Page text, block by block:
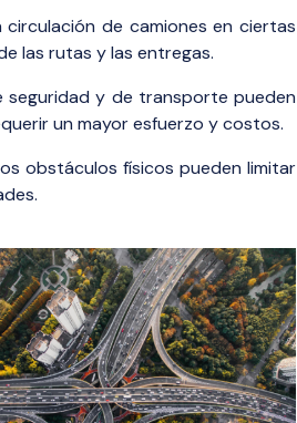
de camiones en ciertas
las rutas y las entregas.
seguridad y de transporte pueden
un mayor esfuerzo y costos.
obstáculos físicos pueden limitar